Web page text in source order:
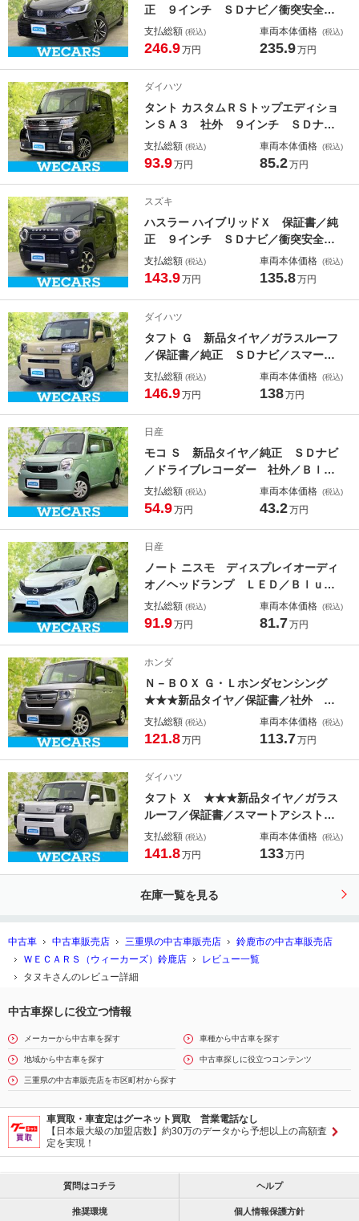
正 ９インチ ＳＤナビ／衝突安全装
置／車線逸脱防止支援システム／シー
ト ハーフレザー／ヘッドランプ Ｌ
支払総額 (税込)
246.9万円
車両本体価格 (税込)
235.9万円
ダイハツ
タント カスタムＲＳトップエディショ
ンＳＡ３ 社外 ９インチ ＳＤナビ
／スマートアシスト（トヨタ・ダイハ
ツ）／両側電動スライドドア／シート
Ｃ／ＥＢＤ付ＡＢＳ／横滑り防止装置
支払総額 (税込)
93.9万円
車両本体価格 (税込)
85.2万円
スズキ
ハスラー ハイブリッドＸ 保証書／純
正 ９インチ ＳＤナビ／衝突安全装
置／シートヒーター／全方位モニター
用カメラ／車線逸脱防止支援システム
Ｓ
支払総額 (税込)
143.9万円
車両本体価格 (税込)
135.8万円
ダイハツ
タフト Ｇ 新品タイヤ／ガラスルーフ
／保証書／純正 ＳＤナビ／スマート
アシスト（トヨタ・ダイハツ）／シー
トヒーター 前席／パノラマモニター
支払総額 (税込)
146.9万円
車両本体価格 (税込)
138万円
日産
モコ Ｓ 新品タイヤ／純正 ＳＤナビ
／ドライブレコーダー 社外／Ｂｌｕ
ｅｔｏｏｔｈ接続／ＥＢＤ付ＡＢＳ／
フルセグＴＶ／ＤＶＤ／エアバッグ
支払総額 (税込)
54.9万円
車両本体価格 (税込)
43.2万円
日産
ノート ニスモ ディスプレイオーディ
オ／ヘッドランプ ＬＥＤ／Ｂｌｕｅ
ｔｏｏｔｈ接続／ＥＴＣ／ＥＢＤ付Ａ
ＢＳ／横滑り防止装置／アイドリング
手席
支払総額 (税込)
91.9万円
車両本体価格 (税込)
81.7万円
ホンダ
Ｎ－ＢＯＸ Ｇ・Ｌホンダセンシング
★★★新品タイヤ／保証書／社外 Ｓ
Ｄナビ／ホンダセンシング／電動スラ
イドドア／車線逸脱防止支援システム
ｌｕｅｔｏｏｔｈ接続／ＥＴＣ
支払総額 (税込)
121.8万円
車両本体価格 (税込)
113.7万円
ダイハツ
タフト Ｘ ★★★新品タイヤ／ガラス
ルーフ／保証書／スマートアシスト
（トヨタ・ダイハツ）／ヘッドラン
プ ＬＥＤ／横滑り防止装置／アイド
突安全ボディ
支払総額 (税込)
141.8万円
車両本体価格 (税込)
133万円
在庫一覧を見る
中古車 中古車販売店 三重県の中古車販売店
鈴鹿市の中古車販売店
ＷＥＣＡＲＳ（ウィーカーズ）鈴鹿店
レビュー一覧
タヌキさんのレビュー詳細
中古車探しに役立つ情報
メーカーから中古車を探す 車種から中古車を探す
地域から中古車を探す 中古車探しに役立つコンテンツ
三重県の中古車販売店を市区町村から探す
車買取・車査定はグーネット買取 営業電話なし
【日本最大級の加盟店数】約30万のデータから予想以上の高額査
定を実現！
質問はコチラ ヘルプ
推奨環境 個人情報保護方針